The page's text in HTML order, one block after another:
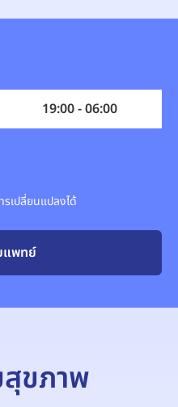
19:00 - 06:00
เปลี่ยนแปลงได้
แพทย์
ขภาพ